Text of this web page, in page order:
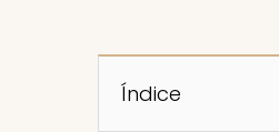
Índice